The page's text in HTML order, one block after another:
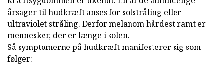
årsager til hudkræft anses for solstråling eller
ultraviolet stråling. Derfor melanom hårdest ramt er
mennesker, der er længe i solen.
Så symptomerne på hudkræft manifesterer sig som
følger: